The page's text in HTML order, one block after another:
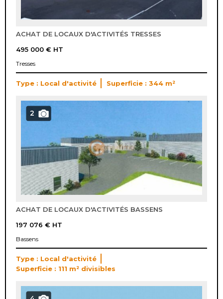
ACHAT DE LOCAUX D'ACTIVITÉS TRESSES
495 000 € HT
Tresses
Type : Local d'activité Superficie : 344 m²
2
ACHAT DE LOCAUX D'ACTIVITÉS BASSENS
197 076 € HT
Bassens
Type : Local d'activité
Superficie : 111 m² divisibles